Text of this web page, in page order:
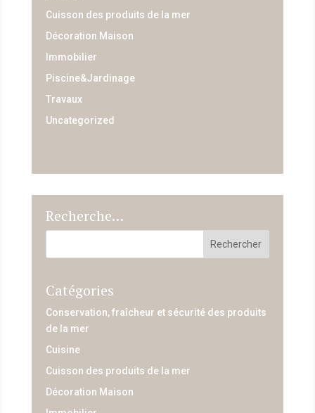
Cuisson des produits de la mer
Décoration Maison
Immobilier
Piscine&Jardinage
Travaux
Uncategorized
Recherche…
Catégories
Conservation, fraîcheur et sécurité des produits
de la mer
Cuisine
Cuisson des produits de la mer
Décoration Maison